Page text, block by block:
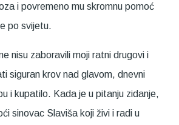
i povremeno mu skromnu pomoć
po svijetu.
nisu zaboravili moji ratni drugovi i
siguran krov nad glavom, dnevni
i kupatilo. Kada je u pitanju zidanje,
sinovac Slaviša koji živi i radi u